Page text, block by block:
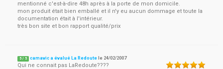
mentionné c'est-à-dire 48h après à la porte de mon domicile.
mon produit était bien emballé et il n'y eu aucun dommage et toute la
documentation était à l'intérieur.
très bon site et bon rapport qualité/prix
5 / 5 camavic a évalué La Redoute le 24/02/2007
Qui ne connait pas LaRedoute????